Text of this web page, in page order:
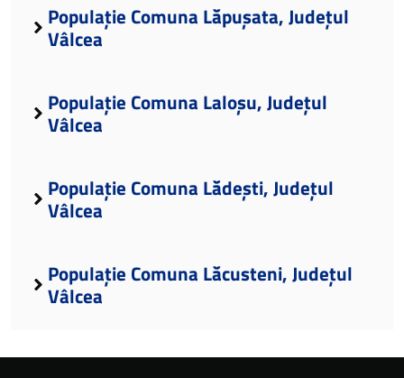
Populație Comuna Lăpușata, Județul
Vâlcea
Populație Comuna Laloșu, Județul
Vâlcea
Populație Comuna Lădești, Județul
Vâlcea
Populație Comuna Lăcusteni, Județul
Vâlcea